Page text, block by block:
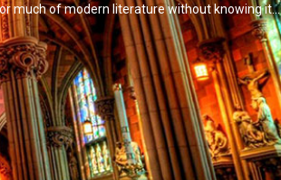
much of modern literature without knowing it...
whole dimension to their work.